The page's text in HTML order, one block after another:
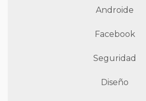
Androide
Facebook
Seguridad
Diseño